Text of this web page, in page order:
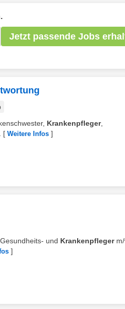
Jetzt passende Jobs
Krankenpfleger,
[ Weitere Infos ]
und Krankenpflegerm/
]